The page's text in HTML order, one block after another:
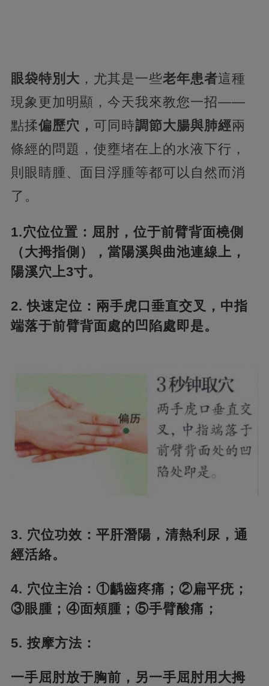
眼袋特別大 ，尤其是一些老年患者這種
現象更加明顯，今天我來教您一招——
點揉偏歷穴， 可同時調節大腸與肺經兩
條經的問題，使壅堵在上的水液下行，
則眼睛腫、面目浮腫等都可以自然而消
了。
1.穴位位置：屈肘，位于前臂背面橈側
（大拇指側），當陽溪與曲池連線上，
陽溪穴上3寸。
2. 快速定位：兩手虎口垂直交叉，中指
端落于前臂背面處的凹陷處即是。
3. 穴位功效：平肝潛陽，清熱利尿，通
經活絡。
4. 穴位主治：①齲齒疼痛；②扁平疣；
③眼腫；④面頰腫；⑤手臂酸痛；
5. 按摩方法：
一手屈肘放于胸前，另一手屈肘用大拇